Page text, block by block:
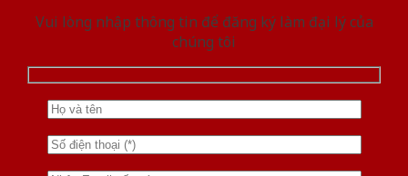
Vui lòng nhập thông tin để đăng ký làm đại lý của
chúng tôi